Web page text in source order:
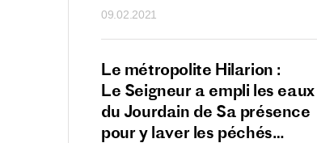
09.02.2021
Le métropolite Hilarion :
Le Seigneur a empli les eaux
du Jourdain de Sa présence
pour y laver les péchés